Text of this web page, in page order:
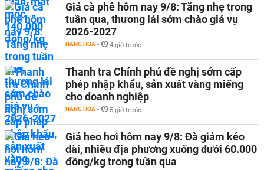
Giá cà phê hôm nay 9/8: Tăng nhẹ trong
tuần qua, thương lái sớm chào giá vụ
2026-2027
HÀNG HÓA - 4 giờ trước
Thanh tra Chính phủ đề nghị sớm cấp
phép nhập khẩu, sản xuất vàng miếng
cho doanh nghiệp
HÀNG HÓA - 5 giờ trước
Giá heo hơi hôm nay 9/8: Đà giảm kéo
dài, nhiều địa phương xuống dưới 60.000
đồng/kg trong tuần qua